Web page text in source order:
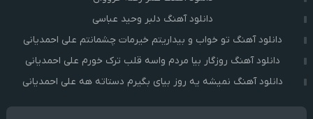
دانلود آهنگ دلبر وحید عباسی
دانلود آهنگ تو خواب و بیداریتم خیرمات چشمانتم علی احمدیانی
دانلود آهنگ روزگار بیا مردم واسه قلب ترک خورم علی احمدیانی
دانلود آهنگ نمیشه یه روز بیای بگیرم دستاته هه علی احمدیانی